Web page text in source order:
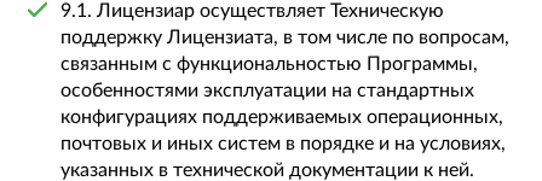
9.1. Лицензиар осуществляет Техническую
поддержку Лицензиата, в том числе по вопросам,
связанным с функциональностью Программы,
особенностями эксплуатации на стандартных
конфигурациях поддерживаемых операционных,
почтовых и иных систем в порядке и на условиях,
указанных в технической документации к ней.